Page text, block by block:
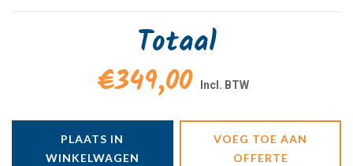
Totaal
€349,00
PLAATS IN
WINKELWAGEN
VOEG TOE AAN
OFFERTE